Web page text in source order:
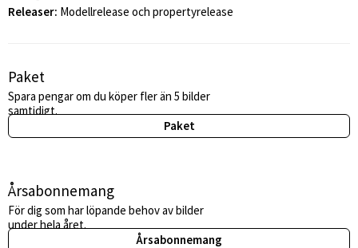
Releaser: Modellrelease och propertyrelease
Paket
Spara pengar om du köper fler än 5 bilder
samtidigt.
Paket
Årsabonnemang
För dig som har löpande behov av bilder
under hela året.
Årsabonnemang